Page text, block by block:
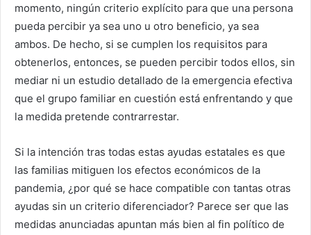
momento, ningún criterio explícito para que una persona
pueda percibir ya sea uno u otro beneficio, ya sea
ambos. De hecho, si se cumplen los requisitos para
obtenerlos, entonces, se pueden percibir todos ellos, sin
mediar ni un estudio detallado de la emergencia efectiva
que el grupo familiar en cuestión está enfrentando y que
la medida pretende contrarrestar.
Si la intención tras todas estas ayudas estatales es que
las familias mitiguen los efectos económicos de la
pandemia, ¿por qué se hace compatible con tantas otras
ayudas sin un criterio diferenciador? Parece ser que las
medidas anunciadas apuntan más bien al fin político de